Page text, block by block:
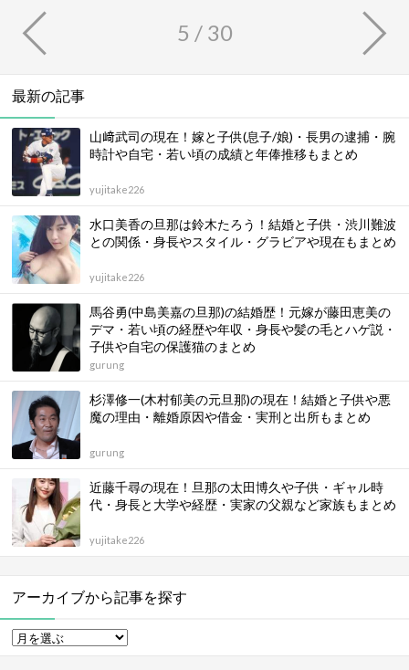
5 / 30
最新の記事
山﨑武司の現在！嫁と子供(息子/娘)・長男の逮捕・腕
時計や自宅・若い頃の成績と年俸推移もまとめ
yujitake226
水口美香の旦那は鈴木たろう！結婚と子供・渋川難波
との関係・身長やスタイル・グラビアや現在もまとめ
yujitake226
馬谷勇(中島美嘉の旦那)の結婚歴！元嫁が藤田恵美の
デマ・若い頃の経歴や年収・身長や髪の毛とハゲ説・
子供や自宅の保護猫のまとめ
gurung
杉澤修一(木村郁美の元旦那)の現在！結婚と子供や悪
魔の理由・離婚原因や借金・実刑と出所もまとめ
gurung
近藤千尋の現在！旦那の太田博久や子供・ギャル時
代・身長と大学や経歴・実家の父親など家族もまとめ
yujitake226
アーカイブから記事を探す